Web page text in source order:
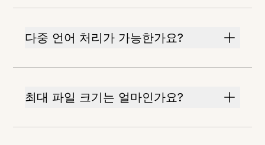
다중 언어 처리가 가능한가요?
최대 파일 크기는 얼마인가요?